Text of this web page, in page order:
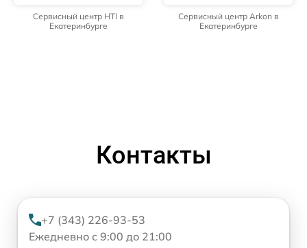
Сервисный центр HTI в
Екатеринбурге
Сервисный центр Arkon в
Екатеринбурге
Контакты
+7 (343) 226-93-53
Ежедневно с 9:00 до 21:00